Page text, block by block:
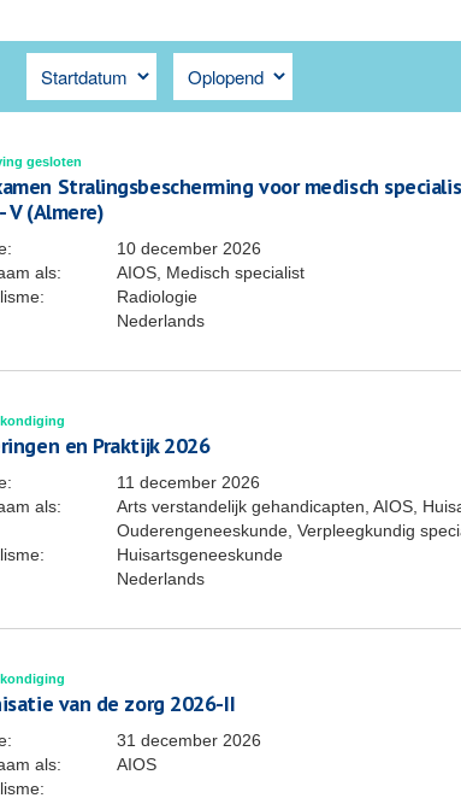
gesloten
Stralingsbescherming voor medisch
V (Almere)
10 december 2026
als:
AIOS, Medisch specialist
Radiologie
Nederlands
en Praktijk 2026
11 december 2026
als:
Arts verstandelijk gehandicapten, AIOS,
Ouderengeneeskunde, Verpleegkundig
Huisartsgeneeskunde
Nederlands
van de zorg 2026-II
31 december 2026
als:
AIOS